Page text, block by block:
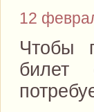
12
Чтобы
билет